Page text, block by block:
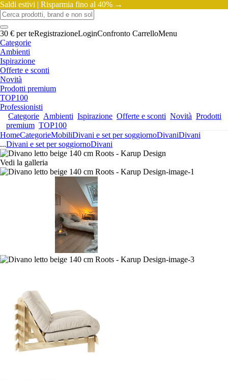
Saldi estivi | Risparmia fino al 40% →
30 € per teRegistrazioneLoginConfronto CarrelloMenu
Categorie
Ambienti
Ispirazione
Offerte e sconti
Novità
Prodotti premium
TOP100
Professionisti
Categorie Ambienti Ispirazione Offerte e sconti Novità Prodotti
premium TOP100
HomeCategorieMobiliDivani e set per soggiornoDivaniDivani
...Divani e set per soggiornoDivani
Vedi la galleria